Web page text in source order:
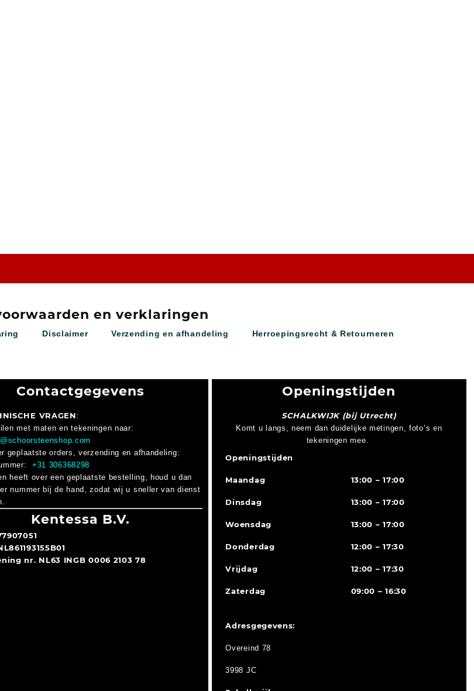
en verklaringen
Disclaimer Verzending en afhandeling Herroepingsrecht & Retourneren
Contactgegevens
VRAGEN:
met maten en tekeningen naar:
geplaatste orders, verzending en afhandeling:
+31 306368298
heeft over een geplaatste bestelling, houd u dan
nummer bij de hand, zodat wij u sneller van dienst
Kentessa B.V.
nr. NL63 INGB 0006 2103 78
Openingstijden
SCHALKWIJK (bij Utrecht)
Komt u langs, neem dan duidelijke metingen, foto’s en
tekeningen mee.
Openingstijden
Maandag 13:00 – 17:00
Dinsdag 13:00 – 17:00
Woensdag 13:00 – 17:00
Donderdag 12:00 – 17:30
Vrijdag 12:00 – 17:30
Zaterdag 09:00 – 16:30
Adresgegevens:
Overeind 78
3998 JC